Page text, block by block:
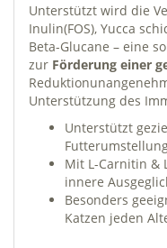
Unterstützt wird die
Inulin(FOS), Yucca
Beta-Glucane – eine
zur Förderung einer
Unterstützung des
Unterstützt
Mit L-Carnitin &
innere
Besonders
Katzen jeden